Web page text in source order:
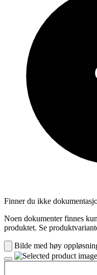
Finner du ikke
Noen dokumenter finnes
produktet. Se
Bilde med høy